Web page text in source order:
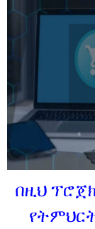
በዚህ